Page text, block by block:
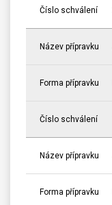
Číslo schválení
Název přípravku
Forma přípravku
Číslo schválení
Název přípravku
Forma přípravku